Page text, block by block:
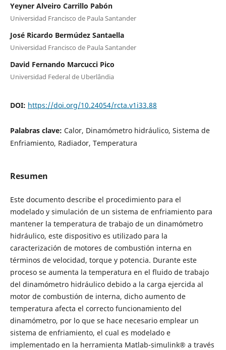
Yeyner Alveiro Carrillo Pabón
Universidad Francisco de Paula Santander
José Ricardo Bermúdez Santaella
Universidad Francisco de Paula Santander
David Fernando Marcucci Pico
Universidad Federal de Uberlândia
DOI: https://doi.org/10.24054/rcta.v1i33.88
Palabras clave: Calor, Dinamómetro hidráulico, Sistema de
Enfriamiento, Radiador, Temperatura
Resumen
Este documento describe el procedimiento para el
modelado y simulación de un sistema de enfriamiento para
mantener la temperatura de trabajo de un dinamómetro
hidráulico, este dispositivo es utilizado para la
caracterización de motores de combustión interna en
términos de velocidad, torque y potencia. Durante este
proceso se aumenta la temperatura en el fluido de trabajo
del dinamómetro hidráulico debido a la carga ejercida al
motor de combustión de interna, dicho aumento de
temperatura afecta el correcto funcionamiento del
dinamómetro, por lo que se hace necesario emplear un
sistema de enfriamiento, el cual es modelado e
implementado en la herramienta Matlab-simulink® a través